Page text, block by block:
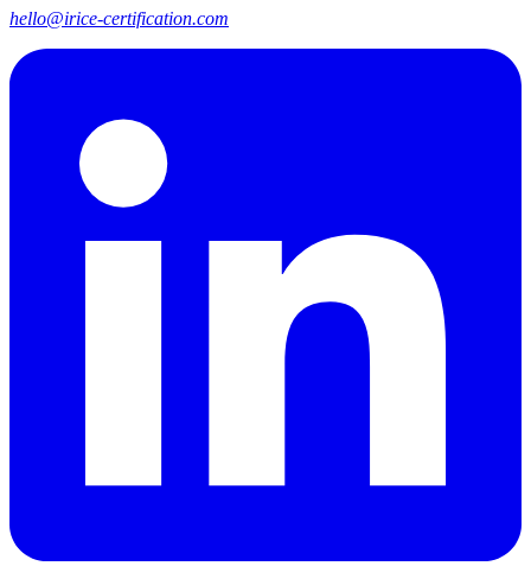
hello@irice-certification.com